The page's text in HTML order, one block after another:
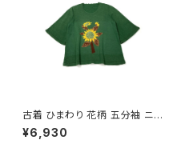
古着 ひまわり 花柄 五分袖 ニッ
ト 緑 (ttu2603028)
¥6,930